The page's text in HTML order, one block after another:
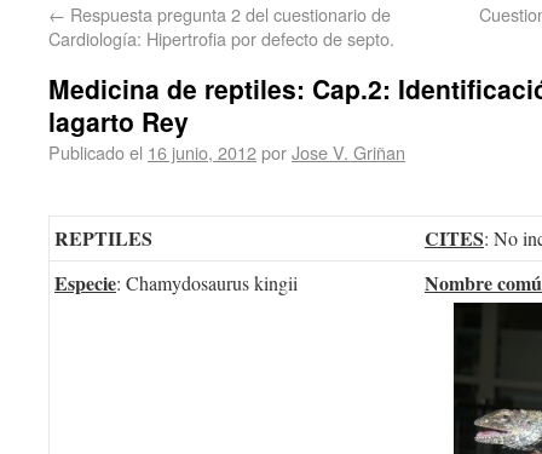
← Respuesta pregunta 2 del cuestionario de
Cardiología: Hipertrofia por defecto de septo.
Medicina de reptiles: Cap.2:
lagarto Rey
Publicado el 16 junio, 2012porJose V. Griñan
REPTILES CITES: No
Especie: Chamydosaurus kingii Nombre